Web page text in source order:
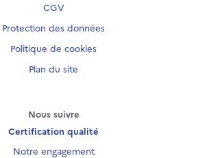
CGV
Protection des données
Politique de cookies
Plan du site
Nous suivre
Certification qualité
Notre engagement